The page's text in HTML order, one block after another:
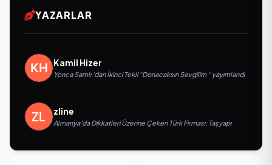
YAZARLAR
Kamil Hizer
Yonca Samlı ‘dan İkinci Tekli “Donacaksın Sevgilim “ yayımlandı
zline
Almanya’da Dikkatleri Üzerine Çeken Türk Firması: Taşyapı